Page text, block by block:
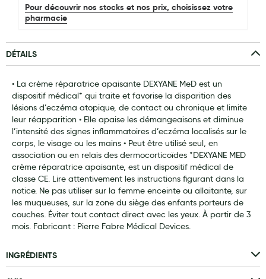
Couches
Biberons et tétines
Accessoires bébé
Alimentation
Soins enfant
Soins maman
Tisanes allaitement et compléments alimentaires
Accessoires maternité
Gammes spécifiques tisanes allaitement et compléments
Nature
Pour découvrir nos stocks et nos prix, choisissez votre
pharmacie
DÉTAILS
• La crème réparatrice apaisante DEXYANE MeD est un
dispositif médical* qui traite et favorise la disparition des
lésions d’eczéma atopique, de contact ou chronique et limite
leur réapparition • Elle apaise les démangeaisons et diminue
l’intensité des signes inflammatoires d’eczéma localisés sur le
corps, le visage ou les mains • Peut être utilisé seul, en
association ou en relais des dermocorticoïdes *DEXYANE MED
crème réparatrice apaisante, est un dispositif médical de
classe CE. Lire attentivement les instructions figurant dans la
notice. Ne pas utiliser sur la femme enceinte ou allaitante, sur
les muqueuses, sur la zone du siège des enfants porteurs de
couches. Éviter tout contact direct avec les yeux. À partir de 3
mois. Fabricant : Pierre Fabre Médical Devices.
INGRÉDIENTS